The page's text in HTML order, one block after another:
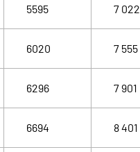
5595 7 022
6020 7 555
6296 7 901
6694 8 401